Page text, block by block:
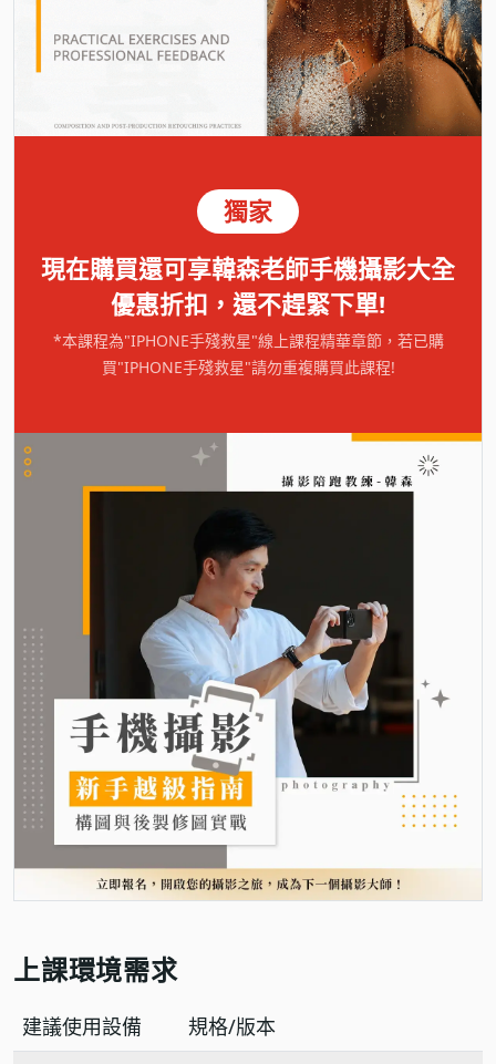
獨家
現在購買還可享韓森老師手機攝影大全
優惠折扣，還不趕緊下單!
*本課程為"IPHONE手殘救星"線上課程精華章節，若已購
買"IPHONE手殘救星"請勿重複購買此課程!
上課環境需求
建議使用設備 規格/版本